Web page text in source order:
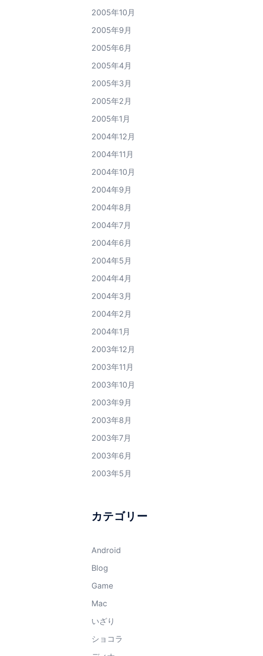
2005年10月
2005年9月
2005年6月
2005年4月
2005年3月
2005年2月
2005年1月
2004年12月
2004年11月
2004年10月
2004年9月
2004年8月
2004年7月
2004年6月
2004年5月
2004年4月
2004年3月
2004年2月
2004年1月
2003年12月
2003年11月
2003年10月
2003年9月
2003年8月
2003年7月
2003年6月
2003年5月
カテゴリー
Android
Blog
Game
Mac
いざり
ショコラ